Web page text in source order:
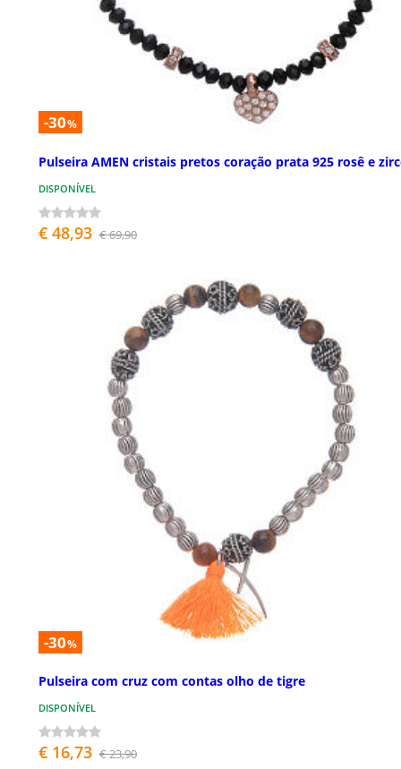
-30%
Pulseira AMEN cristais pretos coração prata 925 rosê e
DISPONÍVEL
€ 48,93 € 69,90
-30%
Pulseira com cruz com contas olho de tigre
DISPONÍVEL
€ 16,73 € 23,90